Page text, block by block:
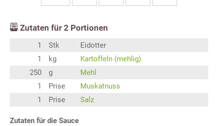
Zutaten für 2 Portionen
1 Stk
Eidotter
1
kg
Kartoffeln (mehlig)
250
g
Mehl
1
Prise
Muskatnuss
1
Prise Salz
Zutaten für die Sauce